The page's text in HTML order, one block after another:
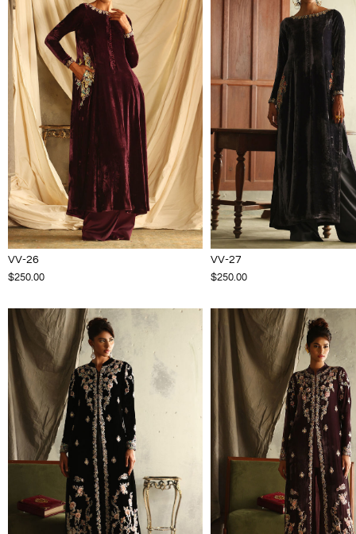
VV-26
$250.00
VV-27
$250.00